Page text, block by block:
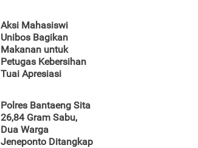
Aksi Mahasiswi
Unibos Bagikan
Makanan untuk
Petugas Kebersihan
Tuai Apresiasi
Polres Bantaeng Sita
26,84 Gram Sabu,
Dua Warga
Jeneponto Ditangkap